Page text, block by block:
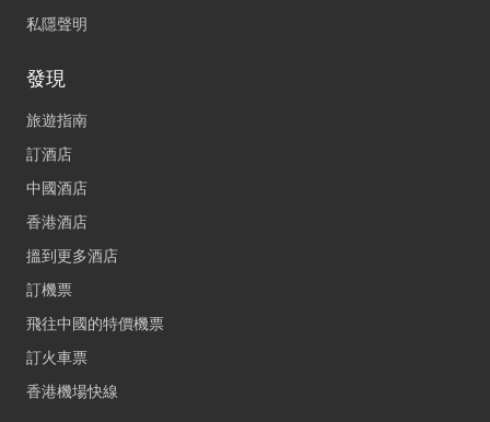
私隱聲明
發現
旅遊指南
訂酒店
中國酒店
香港酒店
搵到更多酒店
訂機票
飛往中國的特價機票
訂火車票
香港機場快線